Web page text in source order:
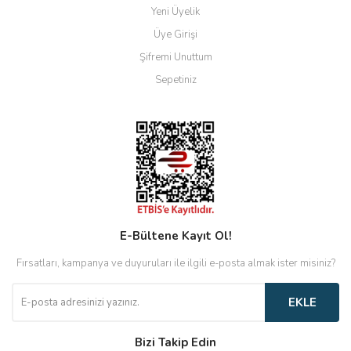
Yeni Üyelik
Üye Girişi
Şifremi Unuttum
Sepetiniz
E-Bültene Kayıt Ol!
Fırsatları, kampanya ve duyuruları ile ilgili e-posta almak ister misiniz?
EKLE
Bizi Takip Edin